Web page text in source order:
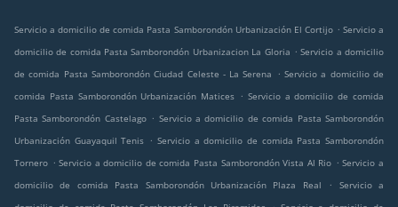
Servicio a domicilio de comida Pasta Samborondón Urbanización El Cortijo . Servicio a
domicilio de comida Pasta Samborondón Urbanizacion La Gloria . Servicio a domicilio
de comida Pasta Samborondón Ciudad Celeste - La Serena
. Servicio a domicilio de
comida Pasta Samborondón Urbanización Matices . Servicio a domicilio de comida
Pasta Samborondón Castelago . Servicio a domicilio de comida Pasta Samborondón
Urbanización Guayaquil Tenis . Servicio a domicilio de comida Pasta Samborondón
Tornero . Servicio a domicilio de comida Pasta Samborondón Vista Al Rio . Servicio a
domicilio de comida Pasta Samborondón Urbanización Plaza Real
.
Servicio a